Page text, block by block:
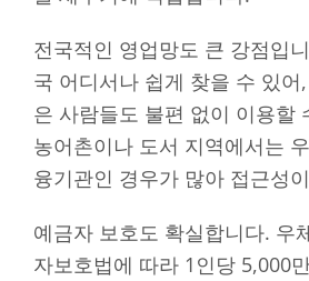
전국적인 영업망도 큰 강점입
국 어디서나 쉽게 찾을 수 있
은 사람들도 불편 없이 이용할
농어촌이나 도서 지역에서는
융기관인 경우가 많아 접근성
예금자 보호도 확실합니다. 우
자보호법에 따라 1인당 5,000